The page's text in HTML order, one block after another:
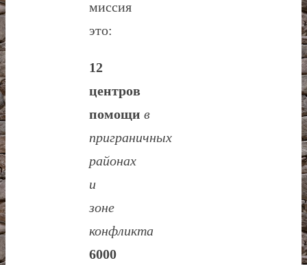
миссия
это:
12
центров
помощи в
приграничных
районах
и
зоне
конфликта
6000